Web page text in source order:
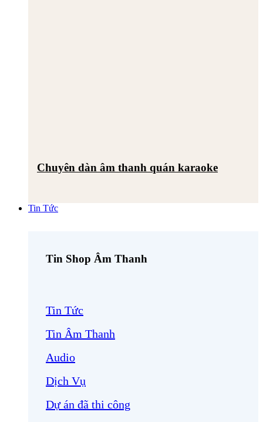
Chuyên dàn âm thanh quán karaoke
Tin Tức
Tin Shop Âm Thanh
Tin Tức
Tin Âm Thanh
Audio
Dịch Vụ
Dự án đã thi công